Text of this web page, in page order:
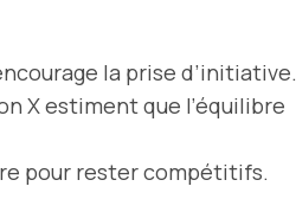
la prise d’initiative.
X estiment que l’équilibre
pour rester compétitifs.